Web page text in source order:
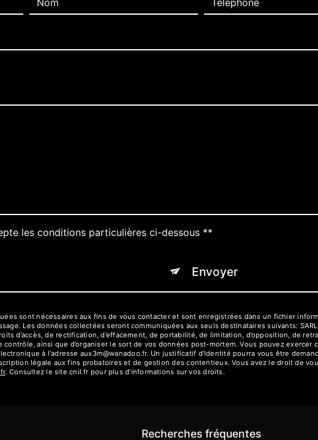
les conditions particulières ci-dessous **
Envoyer
sont nécessaires aux fins de vous contacter et sont enregistrées dans un fichier
Les données collectées seront communiquées aux seuls destinataires suivants:
d’accès, de rectification, d’effacement, de portabilité, de limitation, d’opposition, de
contrôle, ainsi que d’organiser le sort de vos données post-mortem. Vous pouvez exercer
à l'adresse aux3m@wanadoo.fr. Un justificatif d'identité pourra vous être
légale aux fins probatoires et de gestion des contentieux. Vous avez le droit de
. Consultez le site cnil.fr pour plus d’informations sur vos droits.
Recherches fréquentes